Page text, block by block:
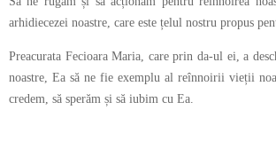
arhidiecezei noastre, care este țelul nostru propus
Preacurata Fecioara Maria, care prin da-ul ei, a
noastre, Ea să ne fie exemplu al reînnoirii vieții
credem, să sperăm și să iubim cu Ea.